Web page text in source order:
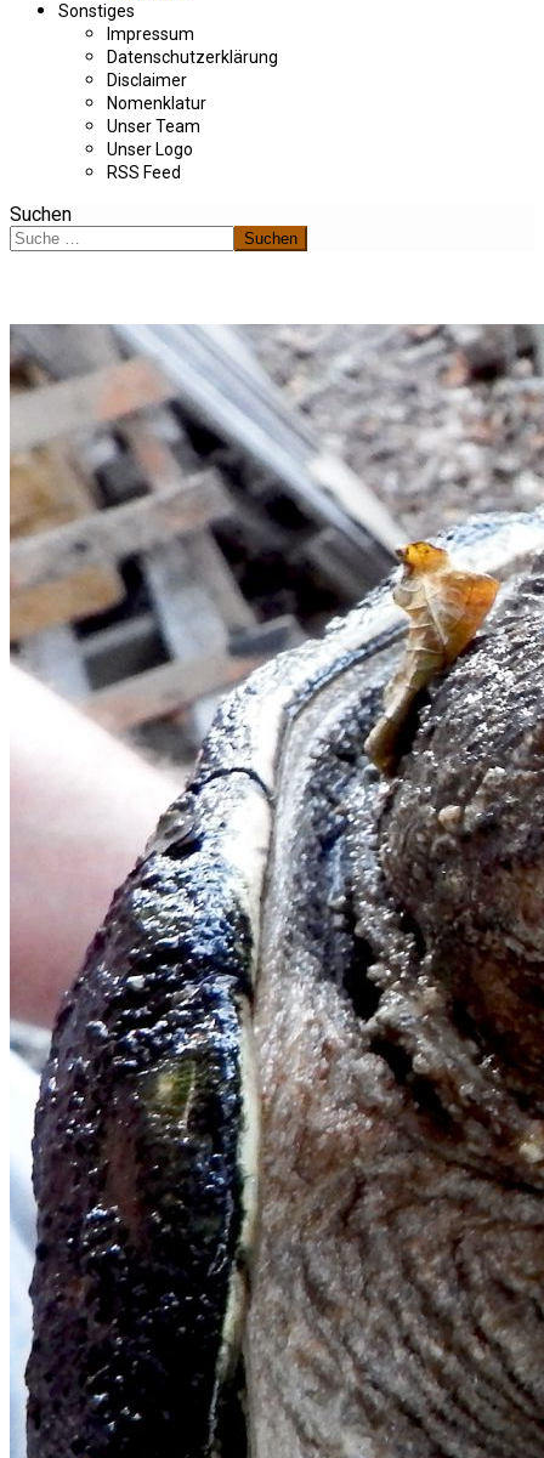
Sonstiges
Impressum
Datenschutzerklärung
Disclaimer
Nomenklatur
Unser Team
Unser Logo
RSS Feed
Suchen
Suchen